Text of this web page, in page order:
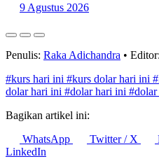
9 Agustus 2026
Penulis: Raka Adichandra • Editor:
#kurs hari ini #kurs dolar hari ini
dolar hari ini #dolar hari ini
Bagikan artikel ini:
WhatsApp
Twitter / X
LinkedIn